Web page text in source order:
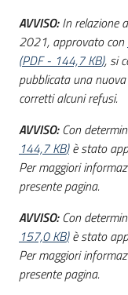
Supporto
Piattaforme
telematiche
English
site
AVVISO:In relazione
2021, approvato con
(PDF- 144,7 KB), si
pubblicata una
corretti alcuni refusi.
AVVISO:Con
144,7 KB)è stato
Per maggiori
presente pagina.
AVVISO:Con
157,0 KB)è stato
Per maggiori
presente pagina.